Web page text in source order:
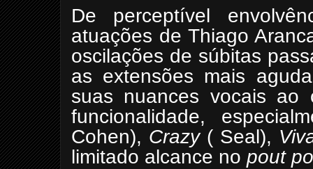
De perceptível
atuações de Thiago
oscilações de súbitas
as extensões mais
suas nuances vocais ao
funcionalidade,
Cohen), Crazy( Seal),
limitado alcance no pout